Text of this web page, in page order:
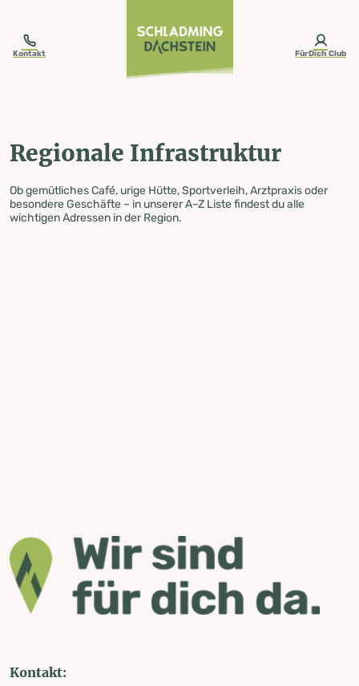
Kontakt FürDich Club
Regionale Infrastruktur
Ob gemütliches Café, urige Hütte, Sportverleih, Arztpraxis oder
besondere Geschäfte – in unserer A–Z Liste findest du alle
wichtigen Adressen in der Region.
Kontakt: